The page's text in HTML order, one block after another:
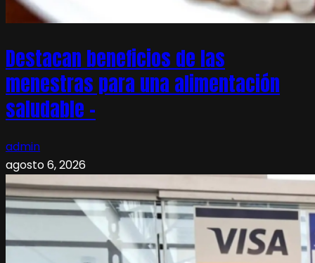
Destacan beneficios de las
menestras para una alimentación
saludable –
admin
agosto 6, 2026